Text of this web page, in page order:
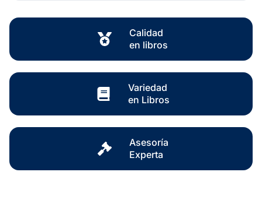
Calidad
en libros
Variedad
en Libros
Asesoría
Experta